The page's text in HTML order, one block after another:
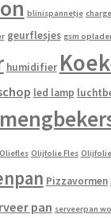
blinispannetje
geurflesjes gsm
humidifier
led lamp
Oliefles Olijfolie Fles
Pizzavormen
pan serveerpan